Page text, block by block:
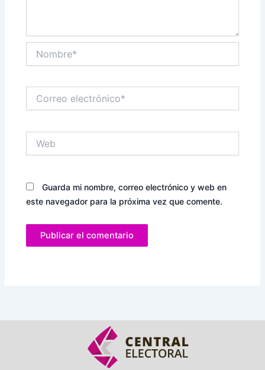
electrónico*
Guarda mi nombre, correo electrónico y web en
este navegador para la próxima vez que comente.